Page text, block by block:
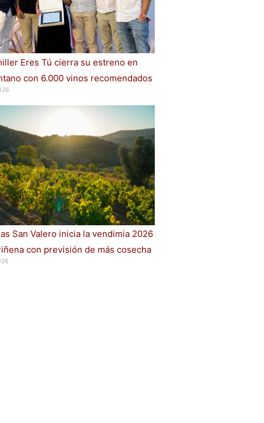
Eres Tú cierra su estreno en
con 6.000 vinos recomendados
San Valero inicia la vendimia 2026
con previsión de más cosecha